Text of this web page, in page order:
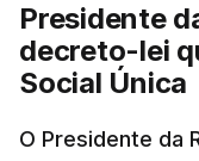
Presidente
decreto-lei
Social Única
O Presidente da